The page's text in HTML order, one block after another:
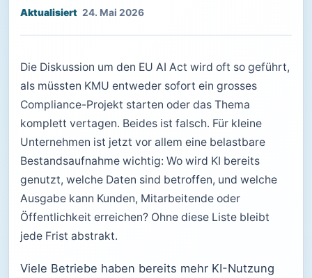
24. Mai 2026
Die Diskussion um den EU AI Act wird oft so geführt,
als müssten KMU entweder sofort ein grosses
Compliance-Projekt starten oder das Thema
komplett vertagen. Beides ist falsch. Für kleine
Unternehmen ist jetzt vor allem eine belastbare
Bestandsaufnahme wichtig: Wo wird KI bereits
genutzt, welche Daten sind betroffen, und welche
Ausgabe kann Kunden, Mitarbeitende oder
Öffentlichkeit erreichen? Ohne diese Liste bleibt
jede Frist abstrakt.
Viele Betriebe haben bereits mehr KI-Nutzung